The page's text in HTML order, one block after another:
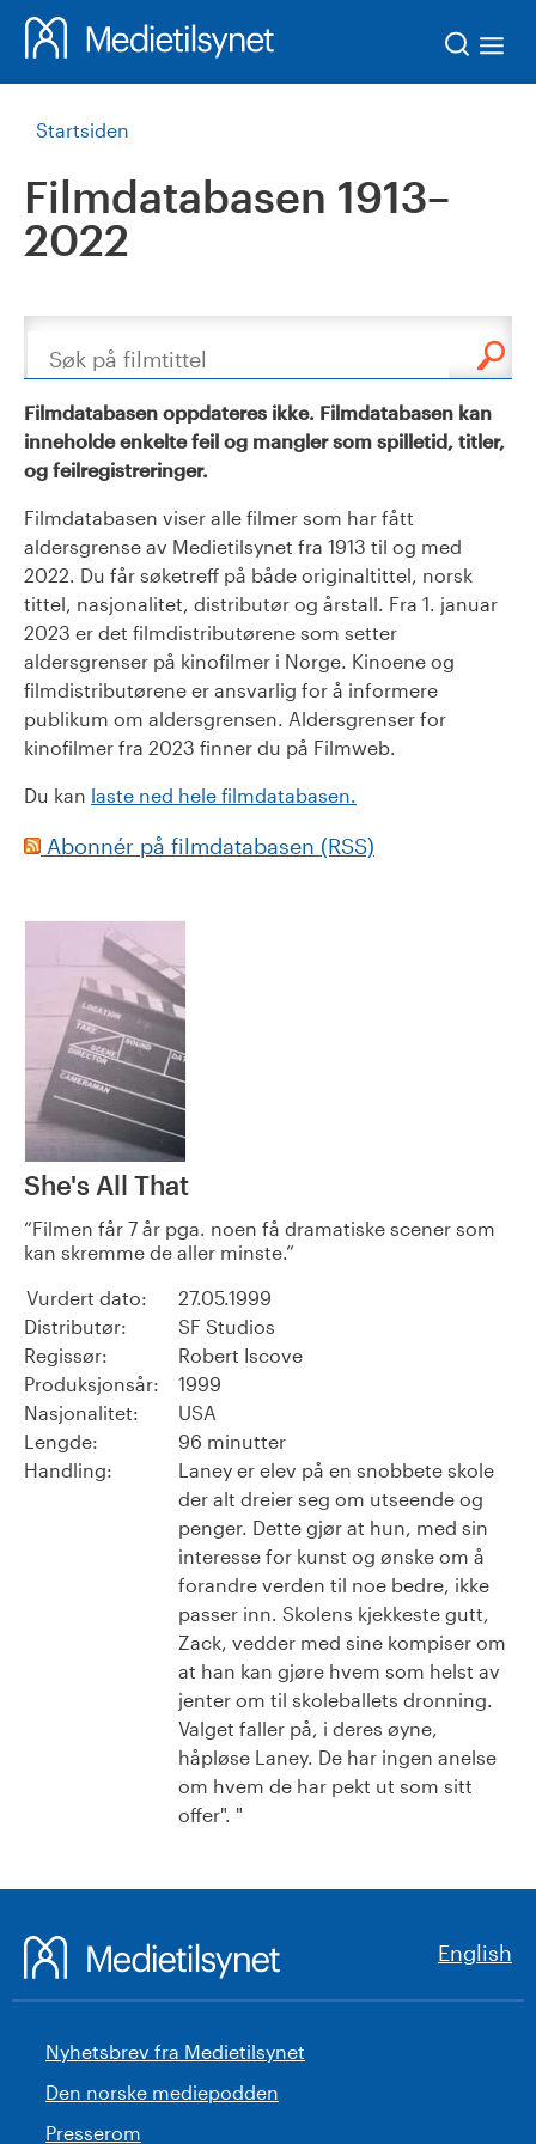
Startsiden
Filmdatabasen 1913–
2022
Søk
Filmdatabasen oppdateres ikke. Filmdatabasen kan
inneholde enkelte feil og mangler som spilletid, titler,
og feilregistreringer.
Filmdatabasen viser alle filmer som har fått
aldersgrense av Medietilsynet fra 1913 til og med
2022. Du får søketreff på både originaltittel, norsk
tittel, nasjonalitet, distributør og årstall. Fra 1. januar
2023 er det filmdistributørene som setter
aldersgrenser på kinofilmer i Norge. Kinoene og
filmdistributørene er ansvarlig for å informere
publikum om aldersgrensen. Aldersgrenser for
kinofilmer fra 2023 finner du på Filmweb.
Du kan laste ned hele filmdatabasen.
Abonnér på filmdatabasen (RSS)
She's All That
Filmen får 7 år pga. noen få dramatiske scener som
kan skremme de aller minste.
Vurdert dato:
27.05.1999
Distributør:
SF Studios
Regissør:
Robert Iscove
Produksjonsår:
1999
Nasjonalitet:
USA
Lengde:
96 minutter
Handling:
Laney er elev på en snobbete skole
der alt dreier seg om utseende og
penger. Dette gjør at hun, med sin
interesse for kunst og ønske om å
forandre verden til noe bedre, ikke
passer inn. Skolens kjekkeste gutt,
Zack, vedder med sine kompiser om
at han kan gjøre hvem som helst av
jenter om til skoleballets dronning.
Valget faller på, i deres øyne,
håpløse Laney. De har ingen anelse
om hvem de har pekt ut som sitt
offer". "
English
Nyhetsbrev fra Medietilsynet
Den norske mediepodden
Presserom